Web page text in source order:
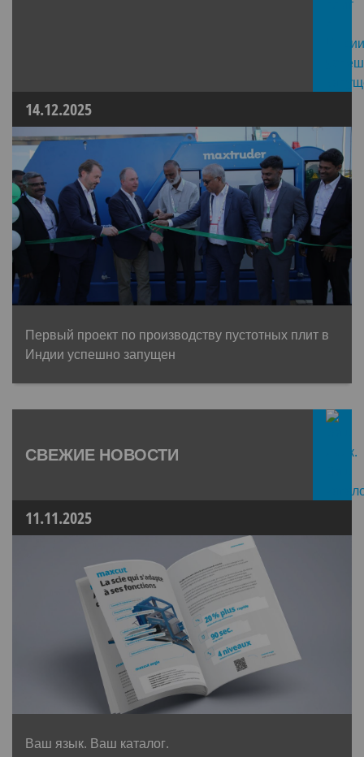
14.12.2025
Первый проект по производству пустотных плит в
Индии успешно запущен
СВЕЖИЕ НОВОСТИ
11.11.2025
Ваш язык. Ваш каталог.